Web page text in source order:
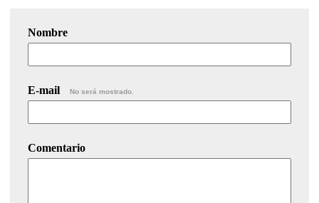
Nombre
E-mail No será mostrado.
Comentario